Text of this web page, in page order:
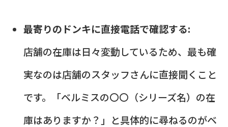
最寄りのドンキに直接電話で確認する:
店舗の在庫は日々変動しているため、最も確
実なのは店舗のスタッフさんに直接聞くこと
です。「ベルミスの〇〇（シリーズ名）の在
庫はありますか？」と具体的に尋ねるのがベ